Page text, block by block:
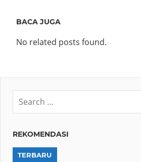
BACA JUGA
No related posts found.
REKOMENDASI
TERBARU